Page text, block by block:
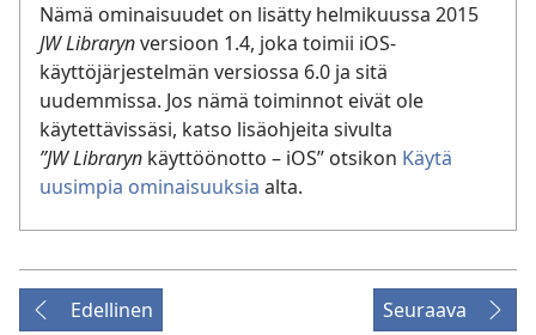
Nämä ominaisuudet on lisätty helmikuussa 2015
JW Librarynversioon 1.4, joka toimii iOS-
käyttöjärjestelmän versiossa 6.0 ja sitä
uudemmissa. Jos nämä toiminnot eivät ole
käytettävissäsi, katso lisäohjeita sivulta
”JW Libraryn käyttöönotto – iOS” otsikon Käytä
uusimpia ominaisuuksia alta.
Edellinen Seuraava